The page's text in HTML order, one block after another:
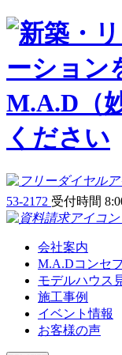
53-2172 受付時間
会社案内
M.A.Dコンセ
モデルハウス
施工事例
イベント情報
お客様の声